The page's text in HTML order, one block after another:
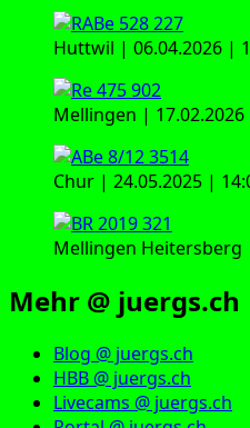
Huttwil | 06.04.2026 |
Mellingen |
Chur | 24.05.2025 |
Mellingen Heitersberg
Mehr @ juergs.ch
Blog @ juergs.ch
HBB @ juergs.ch
Livecams @ juergs.ch